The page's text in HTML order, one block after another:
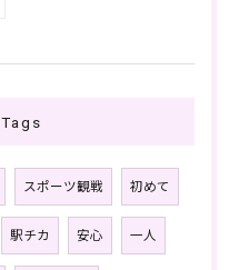
Tags
スポーツ観戦 初めて
駅チカ 安心 一人